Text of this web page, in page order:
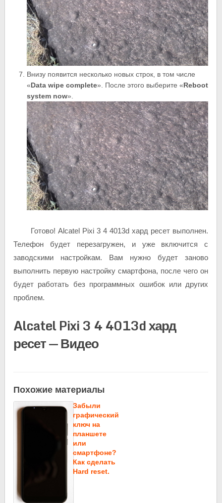
Внизу появится несколько новых строк, в том числе
«Data wipe complete». После этого выберите «Reboot
system now».
Готово! Alcatel Pixi 3 4 4013d хард ресет выполнен.
Телефон будет перезагружен, и уже включится с
заводскими настройкам. Вам нужно будет заново
выполнить первую настройку смартфона, после чего он
будет работать без программных ошибок или других
проблем.
Alcatel Pixi 3 4 4013d хард
ресет — Видео
Похожие материалы
Забыли
графический
ключ на
планшете
или
смартфоне?
Как сделать
Hard reset.